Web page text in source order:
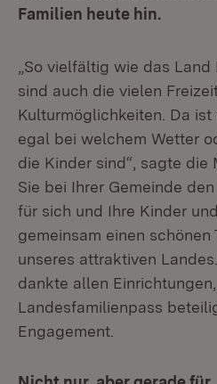
Familien heute hin.
„So vielfältig wie das
sind auch die vielen
Kulturmöglichkeiten. Da ist
egal bei welchem Wetter
die Kinder sind“, sagte die
Sie bei Ihrer Gemeinde
für sich und Ihre Kinder
gemeinsam einen
unseres attraktiven
dankte allen
Landesfamilienpass
Engagement.